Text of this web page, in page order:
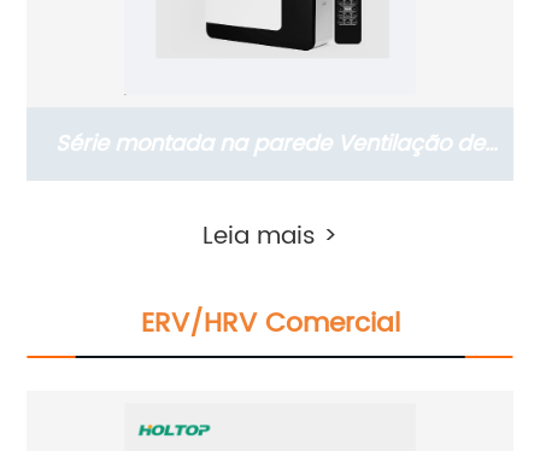
Série montada na parede Ventilação de
recuperação de energia ERV montada na
Leia mais >
ERV/HRV Comercial